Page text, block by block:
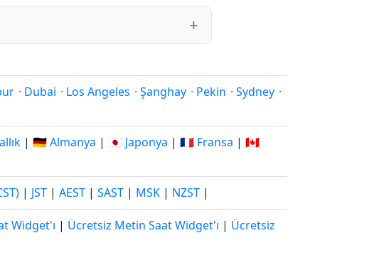
· Dubai · Los Angeles · Şanghay · Pekin · Sydney ·
| 🇩🇪 Almanya | 🇯🇵 Japonya | 🇫🇷 Fransa | 🇨🇦
| JST | AEST | SAST | MSK | NZST |
Widget'ı | Ücretsiz Metin Saat Widget'ı | Ücretsiz